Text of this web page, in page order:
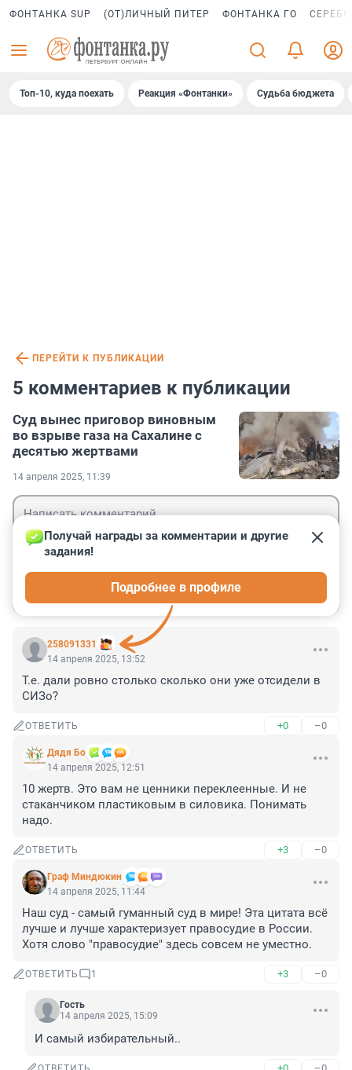
ФОНТАНКА SUP (ОТ)ЛИЧНЫЙ ПИТЕР ФОНТАНКА ГО
Топ-10, куда поехать Реакция «Фонтанки» Судьба бюджета
ПЕРЕЙТИ К ПУБЛИКАЦИИ
5 комментариев к публикации
Суд вынес приговор виновным
во взрыве газа на Сахалине с
десятью жертвами
14 апреля 2025, 11:39
258091331
Получай награды за комментарии и другие
задания!
Подробнее в профиле
14 апреля 2025, 13:52
Т.е. дали ровно столько сколько они уже отсидели в
СИЗо?
ОТВЕТИТЬ +0 –0
Дядя Бо
14 апреля 2025, 12:51
10 жертв. Это вам не ценники переклеенные. И не
стаканчиком пластиковым в силовика. Понимать
надо.
ОТВЕТИТЬ +3 –0
Граф Миндюкин
14 апреля 2025, 11:44
Наш суд - самый гуманный суд в мире! Эта цитата всё
лучше и лучше характеризует правосудие в России.
Хотя слово "правосудие" здесь совсем не уместно.
ОТВЕТИТЬ 1 +3 –0
Гость
14 апреля 2025, 15:09
И самый избирательный..